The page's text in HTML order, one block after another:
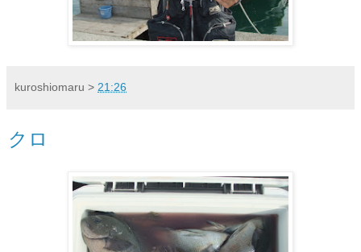
kuroshiomaru > 21:26
クロ